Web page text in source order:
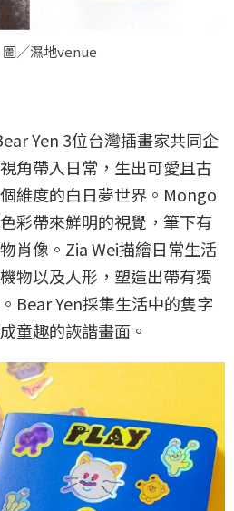
／濕地venue
Yen 3位台灣插畫家共同企
角帶入日常，生出可愛且古
維度的白日夢世界。Mongo
彩帶來鮮明的視覺，筆下有
肖像。Zia Wei描繪日常生活
物以及人形，塑造出帶有獨
Bear Yen採集生活中的隻字
童趣的詼諧畫面。